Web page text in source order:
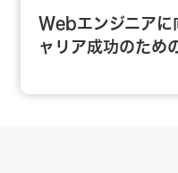
Webエンジニアに
ャリア成功のため